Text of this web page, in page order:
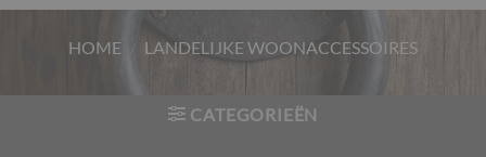
HOME LANDELIJKE WOONACCESSOIRES
CATEGORIEËN